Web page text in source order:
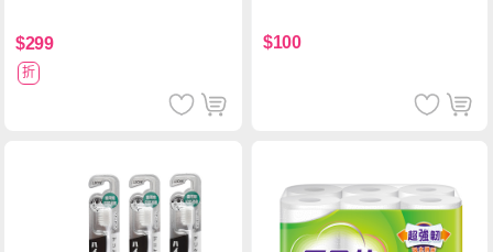
$299
折
$100